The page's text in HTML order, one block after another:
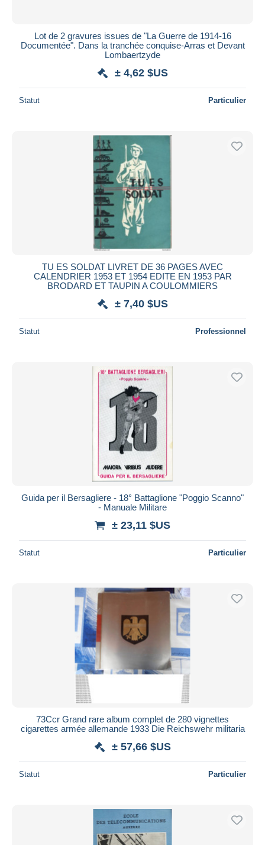
Lot de 2 gravures issues de "La Guerre de 1914-16
Documentée". Dans la tranchée conquise-Arras et Devant
Lombaertzyde
± 4,62 $US
Statut Particulier
TU ES SOLDAT LIVRET DE 36 PAGES AVEC
CALENDRIER 1953 ET 1954 EDITE EN 1953 PAR
BRODARD ET TAUPIN A COULOMMIERS
± 7,40 $US
Statut Professionnel
Guida per il Bersagliere - 18° Battaglione "Poggio Scanno"
- Manuale Militare
± 23,11 $US
Statut Particulier
73Ccr Grand rare album complet de 280 vignettes
cigarettes armée allemande 1933 Die Reichswehr militaria
± 57,66 $US
Statut Particulier